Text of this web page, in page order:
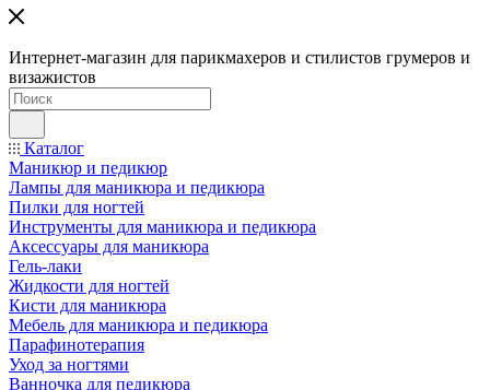
Интернет-магазин для парикмахеров и стилистов грумеров и
визажистов
Каталог
Маникюр и педикюр
Лампы для маникюра и педикюра
Пилки для ногтей
Инструменты для маникюра и педикюра
Аксессуары для маникюра
Гель-лаки
Жидкости для ногтей
Кисти для маникюра
Мебель для маникюра и педикюра
Парафинотерапия
Уход за ногтями
Ванночка для педикюра